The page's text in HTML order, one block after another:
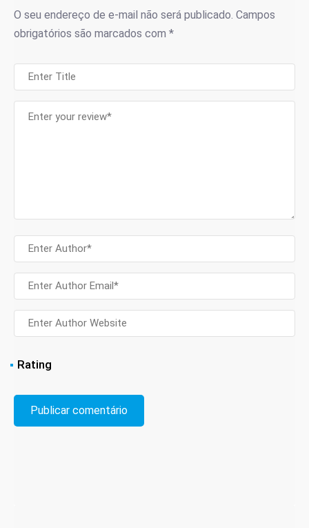
O seu endereço de e-mail não será publicado. Campos
obrigatórios são marcados com *
Rating